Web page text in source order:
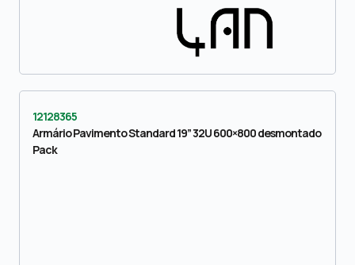
12128365
Armário Pavimento Standard 19” 32U 600×800 desmontado
Pack